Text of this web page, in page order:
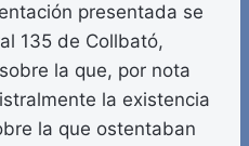
presentada se
135 de Collbató,
la que, por nota
la existencia
la que ostentaban